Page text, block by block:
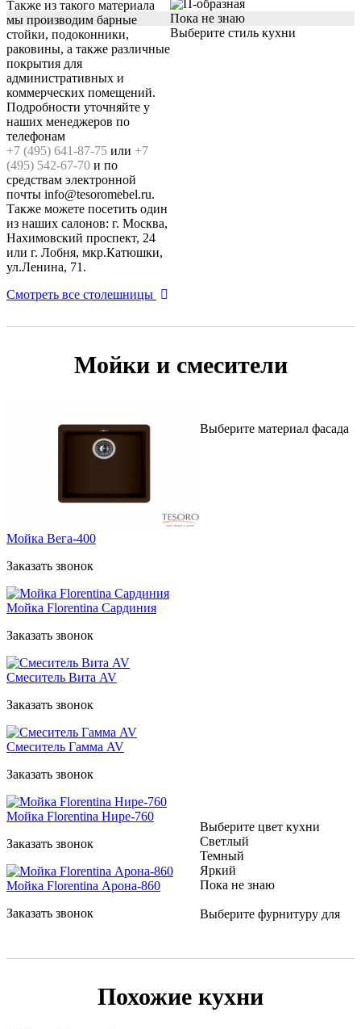
Также из такого материала
мы производим барные
стойки, подоконники,
раковины, а также различные
покрытия для
административных и
коммерческих помещений.
Подробности уточняйте у
наших менеджеров по
телефонам
+7 (495) 641-87-75 или +7
(495) 542-67-70 и по
средствам электронной
почты info@tesoromebel.ru.
Также можете посетить один
из наших салонов: г. Москва,
Нахимовский проспект, 24
или г. Лобня, мкр.Катюшки,
ул.Ленина, 71.
Смотреть все столешницы
Мойки и смесители
Мойка Вега-400
Заказать звонок
Мойка Florentina Сардиния
Заказать звонок
Смеситель Вита AV
Заказать звонок
Смеситель Гамма AV
Заказать звонок
Мойка Florentina Нире-760
Заказать звонок
Мойка Florentina Арона-860
Заказать звонок
Похожие кухни
Пока не знаю
Выберите стиль кухни
Выберите материал фасада
Выберите цвет кухни
Светлый
Темный
Яркий
Пока не знаю
Выберите фурнитуру для